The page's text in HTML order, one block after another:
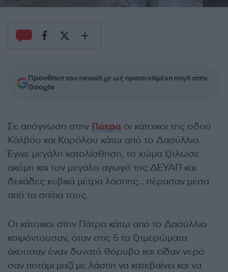
Προσθήκη του newsit.gr ως προτεινόμενη πηγή στην
Google
Σε απόγνωση στην Πάτρα οι κάτοικοι της οδού
Κάλβου και Καρόλου κάτω από το Δασύλλιο.
Έγινε μεγάλη κατολίσθηση, το χώμα ξήλωσε
ακόμη και τον μεγάλο αγωγό της ΔΕΥΑΠ και
δεκάδες κυβικά μέτρα λάσπης… πέρασαν μέσα
από τα σπίτια τους.
Οι κάτοικοι στην Πάτρα κάτω από το Δασύλλιο
κοιμόντουσαν, όταν στις 5 τα ξημερώματα
άκουσαν έναν δυνατό θόρυβο και είδαν νερό
σαν ποτάμι μαζί με λάσπη να κατεβαίνει και να